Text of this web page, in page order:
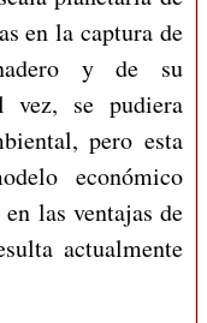
en la captura de
y de su
vez, se pudiera
pero esta
económico
las ventajas de
actualmente